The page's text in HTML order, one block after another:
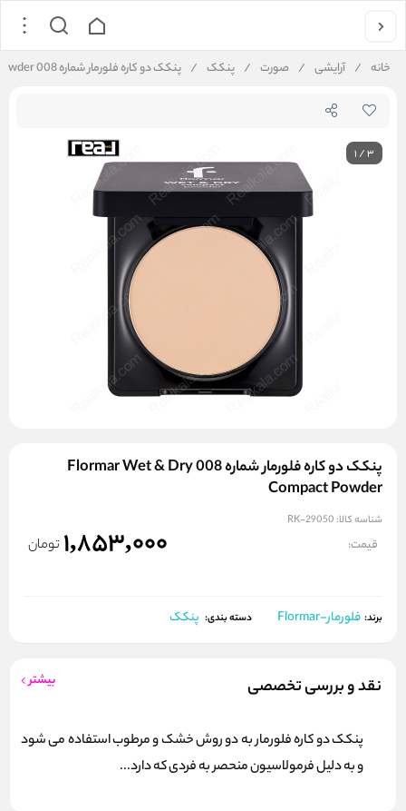
خانه / آرایشی / صورت / پنکک / پنکک دو کاره فلورمار شماره 008 Flormar Wet & Dry Compact Powder
1/3
پنکک دو کاره فلورمار شماره 008 Flormar Wet & Dry
Compact Powder
شناسه کالا: RK-29050
قیمت: 1,853,000 تومان
برند: فلورمار-Flormar دسته بندی: پنکک
نقد و بررسی تخصصی بیشتر
پنکک دو کاره فلورمار به دو روش خشک و مرطوب استفاده می شود
و به دلیل فرمولاسیون منحصر به فردی که دارد...